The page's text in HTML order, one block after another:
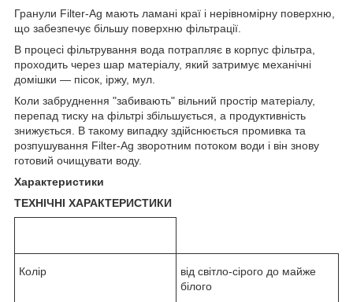
Гранули Filter-Ag мають ламані краї і нерівномірну поверхню,
що забезпечує більшу поверхню фільтрації.
В процесі фільтрування вода потрапляє в корпус фільтра,
проходить через шар матеріалу, який затримує механічні
домішки — пісок, іржу, мул.
Коли забруднення "забивають" вільний простір матеріалу,
перепад тиску на фільтрі збільшується, а продуктивність
знижується. В такому випадку здійснюється промивка та
розпушування Filter-Ag зворотним потоком води і він знову
готовий очищувати воду.
Характеристики
ТЕХНІЧНІ ХАРАКТЕРИСТИКИ
Колір
від світло-сірого до майже
білого